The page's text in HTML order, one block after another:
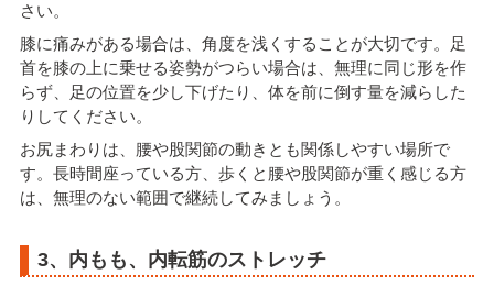
さい。
膝に痛みがある場合は、角度を浅くすることが大切です。足
首を膝の上に乗せる姿勢がつらい場合は、無理に同じ形を作
らず、足の位置を少し下げたり、体を前に倒す量を減らした
りしてください。
お尻まわりは、腰や股関節の動きとも関係しやすい場所で
す。長時間座っている方、歩くと腰や股関節が重く感じる方
は、無理のない範囲で継続してみましょう。
3、内もも、内転筋のストレッチ